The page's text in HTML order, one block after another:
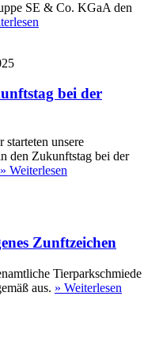
SE & Co. KGaA den
bei der
unsere
den Zukunftstag bei der
» Weiterlesen
Zunftzeichen
Tierparkschmiede
aus. » Weiterlesen